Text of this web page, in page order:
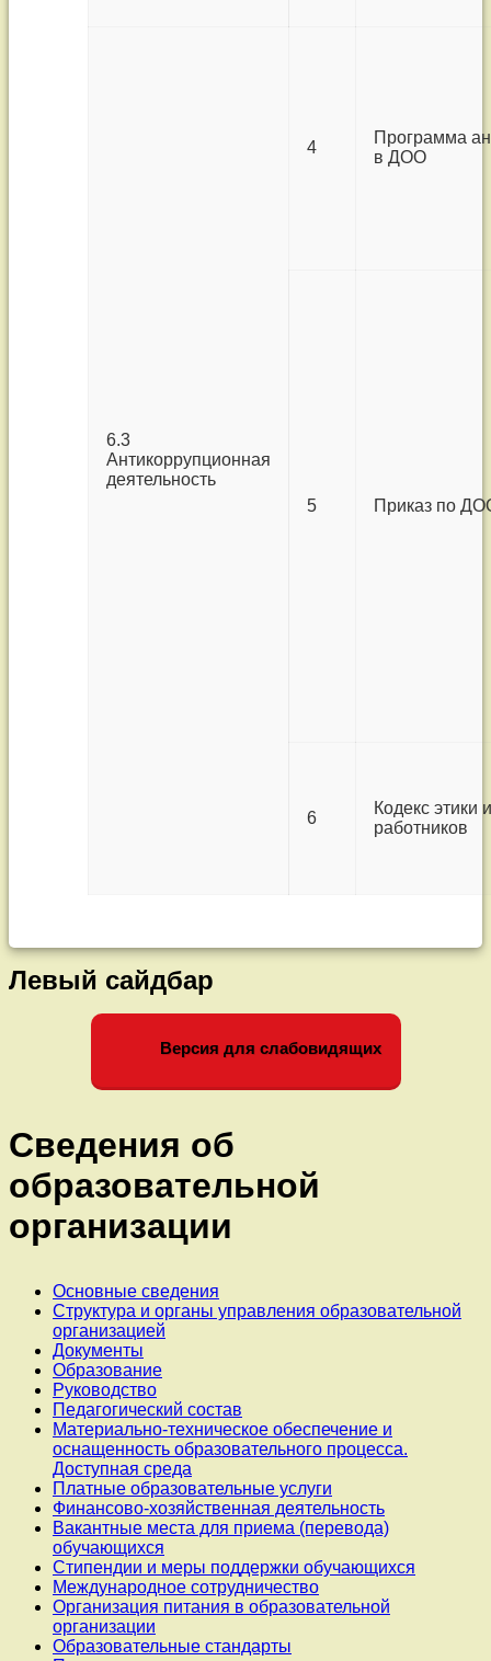
6.3
Антикоррупционная
деятельность
4
Программа
в ДОО
5 Приказ по
6
Кодекс этики
работников
Левый сайдбар
Версия для слабовидящих
Сведения об
образовательной
организации
Основные сведения
Структура и органы управления образовательной
организацией
Документы
Образование
Руководство
Педагогический состав
Материально-техническое обеспечение и
оснащенность образовательного процесса.
Доступная среда
Платные образовательные услуги
Финансово-хозяйственная деятельность
Вакантные места для приема (перевода)
обучающихся
Стипендии и меры поддержки обучающихся
Международное сотрудничество
Организация питания в образовательной
организации
Образовательные стандарты